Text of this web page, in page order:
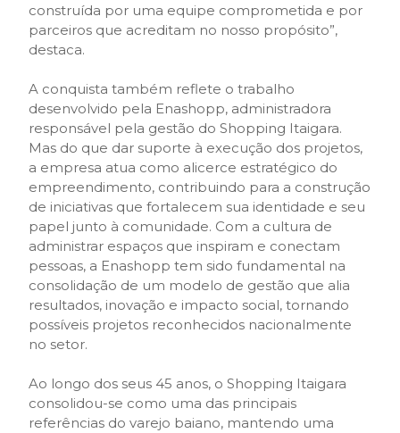
construída por uma equipe comprometida e por
parceiros que acreditam no nosso propósito”,
destaca.
A conquista também reflete o trabalho
desenvolvido pela Enashopp, administradora
responsável pela gestão do Shopping Itaigara.
Mas do que dar suporte à execução dos projetos,
a empresa atua como alicerce estratégico do
empreendimento, contribuindo para a construção
de iniciativas que fortalecem sua identidade e seu
papel junto à comunidade. Com a cultura de
administrar espaços que inspiram e conectam
pessoas, a Enashopp tem sido fundamental na
consolidação de um modelo de gestão que alia
resultados, inovação e impacto social, tornando
possíveis projetos reconhecidos nacionalmente
no setor.
Ao longo dos seus 45 anos, o Shopping Itaigara
consolidou-se como uma das principais
referências do varejo baiano, mantendo uma